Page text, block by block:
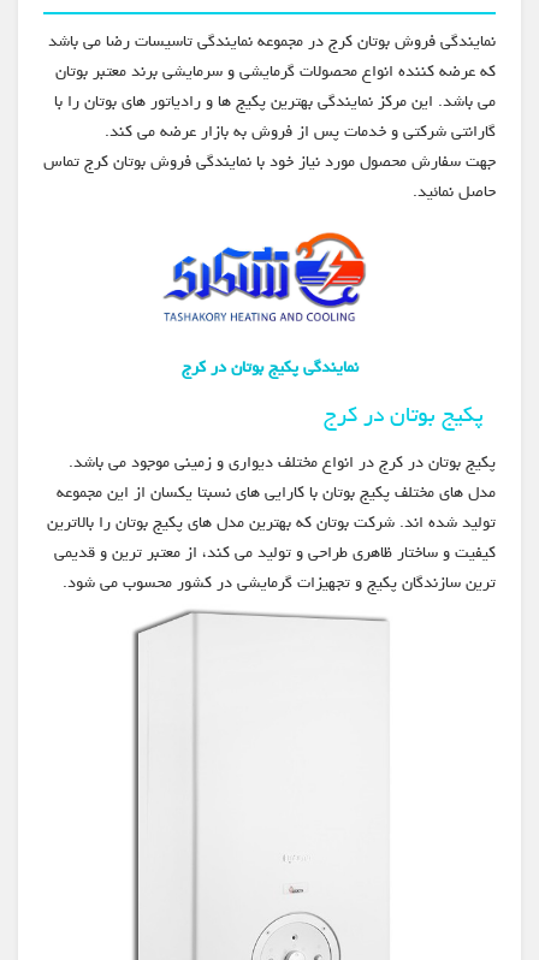
نمایندگی فروش بوتان کرج در مجموعه نمایندگی تاسیسات رضا می باشد
که عرضه کننده انواع محصولات گرمایشی و سرمایشی برند معتبر بوتان
می باشد. این مرکز نمایندگی بهترین پکیج ها و رادیاتور های بوتان را با
گارانتی شرکتی و خدمات پس از فروش به بازار عرضه می کند.
جهت سفارش محصول مورد نیاز خود با نمایندگی فروش بوتان کرج تماس
حاصل نمائید.
نمایندگی پکیج بوتان در کرج
پکیج بوتان در کرج
پکیج بوتان در کرج در انواع مختلف دیواری و زمینی موجود می باشد.
مدل های مختلف پکیج بوتان با کارایی های نسبتا یکسان از این مجموعه
تولید شده اند. شرکت بوتان که بهترین مدل های پکیج بوتان را بالاترین
کیفیت و ساختار ظاهری طراحی و تولید می کند، از معتبر ترین و قدیمی
ترین سازندگان پکیج و تجهیزات گرمایشی در کشور محسوب می شود.